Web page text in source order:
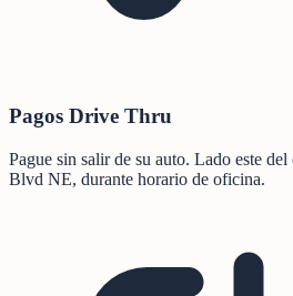
Pagos Drive Thru
Pague sin salir de su auto. Lado este
Blvd NE, durante horario de oficina.